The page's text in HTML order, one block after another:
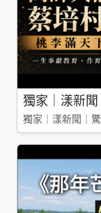
獨家｜漾新
獨家｜漾新聞｜